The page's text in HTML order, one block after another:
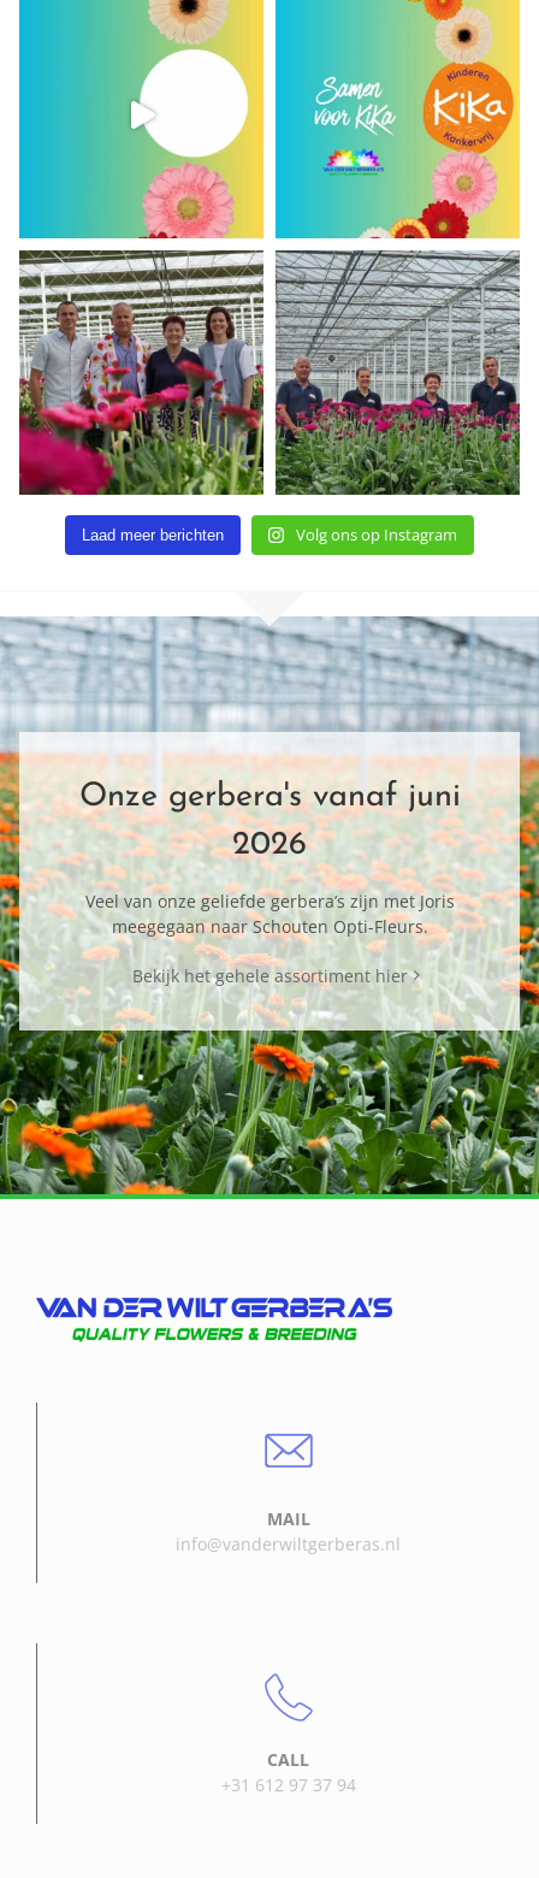
Laad meer berichten Volg ons op Instagram
Onze gerbera's vanaf juni
2026
Veel van onze geliefde gerbera’s zijn met Joris
meegegaan naar Schouten Opti-Fleurs.
Bekijk het gehele assortiment hier
MAIL
info@vanderwiltgerberas.nl
CALL
+31 612 97 37 94